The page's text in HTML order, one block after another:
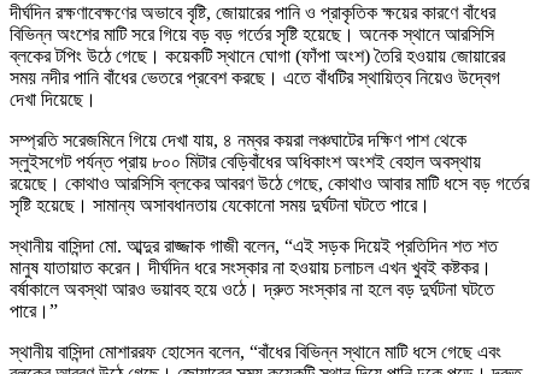
দীর্ঘদিন রক্ষণাবেক্ষণের অভাবে বৃষ্টি, জোয়ারের পানি ও প্রাকৃতিক ক্ষয়ের কারণে বাঁধের
বিভিন্ন অংশের মাটি সরে গিয়ে বড় বড় গর্তের সৃষ্টি হয়েছে। অনেক স্থানে আরসিসি
ব্লকের টপিং উঠে গেছে। কয়েকটি স্থানে ঘোগা (ফাঁপা অংশ) তৈরি হওয়ায় জোয়ারের
সময় নদীর পানি বাঁধের ভেতরে প্রবেশ করছে। এতে বাঁধটির স্থায়িত্ব নিয়েও উদ্বেগ
দেখা দিয়েছে।
সম্প্রতি সরেজমিনে গিয়ে দেখা যায়, ৪ নম্বর কয়রা লঞ্চঘাটের দক্ষিণ পাশ থেকে
স্লুইসগেট পর্যন্ত প্রায় ৮০০ মিটার বেড়িবাঁধের অধিকাংশ অংশই বেহাল অবস্থায়
রয়েছে। কোথাও আরসিসি ব্লকের আবরণ উঠে গেছে, কোথাও আবার মাটি ধসে বড় গর্তের
সৃষ্টি হয়েছে। সামান্য অসাবধানতায় যেকোনো সময় দুর্ঘটনা ঘটতে পারে।
স্থানীয় বাসিন্দা মো. আব্দুর রাজ্জাক গাজী বলেন, “এই সড়ক দিয়েই প্রতিদিন শত শত
মানুষ যাতায়াত করেন। দীর্ঘদিন ধরে সংস্কার না হওয়ায় চলাচল এখন খুবই কষ্টকর।
বর্ষাকালে অবস্থা আরও ভয়াবহ হয়ে ওঠে। দ্রুত সংস্কার না হলে বড় দুর্ঘটনা ঘটতে
পারে।”
স্থানীয় বাসিন্দা মোশাররফ হোসেন বলেন, “বাঁধের বিভিন্ন স্থানে মাটি ধসে গেছে এবং